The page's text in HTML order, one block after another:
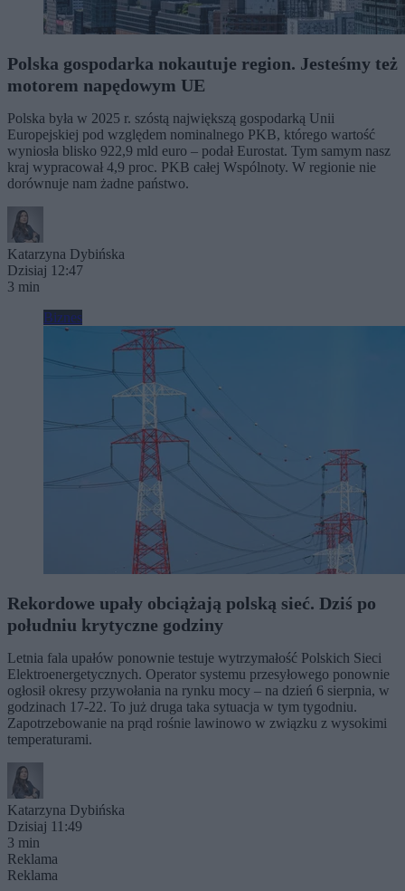
Polska gospodarka nokautuje region. Jesteśmy też
motorem napędowym UE
Polska była w 2025 r. szóstą największą gospodarką Unii
Europejskiej pod względem nominalnego PKB, którego wartość
wyniosła blisko 922,9 mld euro – podał Eurostat. Tym samym nasz
kraj wypracował 4,9 proc. PKB całej Wspólnoty. W regionie nie
dorównuje nam żadne państwo.
Katarzyna Dybińska
Dzisiaj 12:47
3 min
Biznes
Rekordowe upały obciążają polską sieć. Dziś po
południu krytyczne godziny
Letnia fala upałów ponownie testuje wytrzymałość Polskich Sieci
Elektroenergetycznych. Operator systemu przesyłowego ponownie
ogłosił okresy przywołania na rynku mocy – na dzień 6 sierpnia, w
godzinach 17-22. To już druga taka sytuacja w tym tygodniu.
Zapotrzebowanie na prąd rośnie lawinowo w związku z wysokimi
temperaturami.
Katarzyna Dybińska
Dzisiaj 11:49
3 min
Reklama
Reklama